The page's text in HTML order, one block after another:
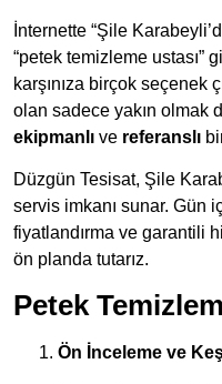
İnternette “Şile
“petek temizleme ustası”
karşınıza birçok seçenek
olan sadece yakın olmak
ekipmanlı ve referanslı
Düzgün Tesisat, Şile
servis imkanı sunar. Gün
fiyatlandırma ve garantili
ön planda tutarız.
Petek
Ön İnceleme ve